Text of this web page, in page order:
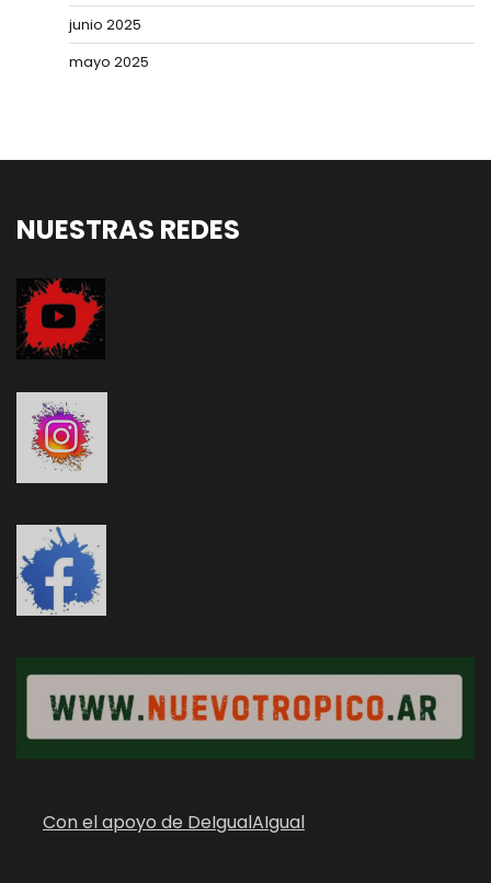
junio 2025
mayo 2025
NUESTRAS REDES
Con el apoyo de DeIgualAIgual